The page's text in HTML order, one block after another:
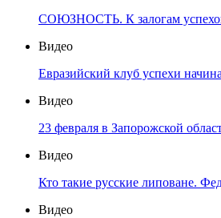
СОЮЗНОСТЬ. К залогам
Видео
Евразийский клуб успехи
Видео
23 февраля в Запорожской
Видео
Кто такие русские липоване.
Видео